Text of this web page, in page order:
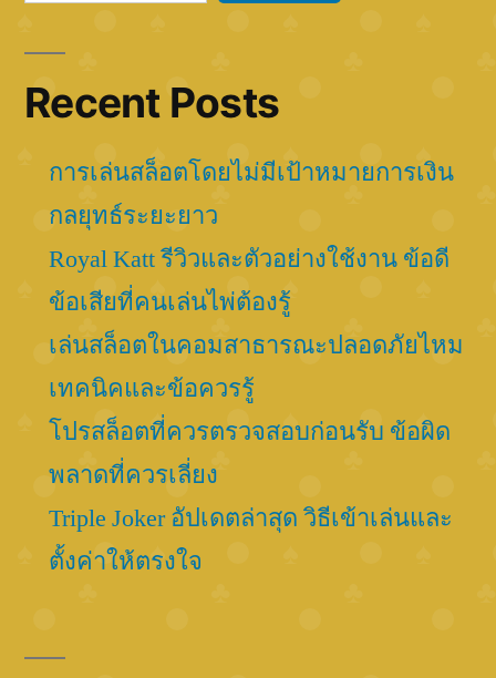
Recent Posts
การเล่นสล็อตโดยไม่มีเป้าหมายการเงิน
กลยุทธ์ระยะยาว
Royal Katt รีวิวและตัวอย่างใช้งาน ข้อดี
ข้อเสียที่คนเล่นไพ่ต้องรู้
เล่นสล็อตในคอมสาธารณะปลอดภัยไหม
เทคนิคและข้อควรรู้
โปรสล็อตที่ควรตรวจสอบก่อนรับ ข้อผิด
พลาดที่ควรเลี่ยง
Triple Joker อัปเดตล่าสุด วิธีเข้าเล่นและ
ตั้งค่าให้ตรงใจ